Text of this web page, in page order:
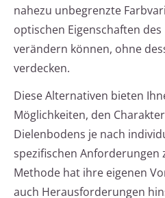
nahezu unbegrenzte
optischen Eigenschaften
verändern können, ohne
verdecken.
Diese Alternativen bieten
Möglichkeiten, den
Dielenbodens je nach
spezifischen Anforderungen
Methode hat ihre eigenen
auch Herausforderungen